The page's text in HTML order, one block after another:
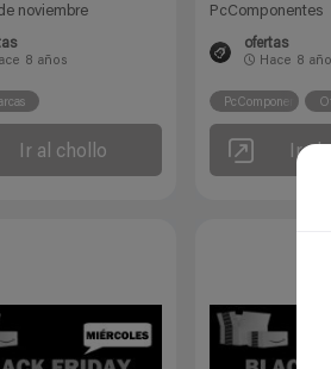
noviembre
8 años
Ir al chollo
PcComponentes
ofertas
Hace 8
PcComponentes
Ir al